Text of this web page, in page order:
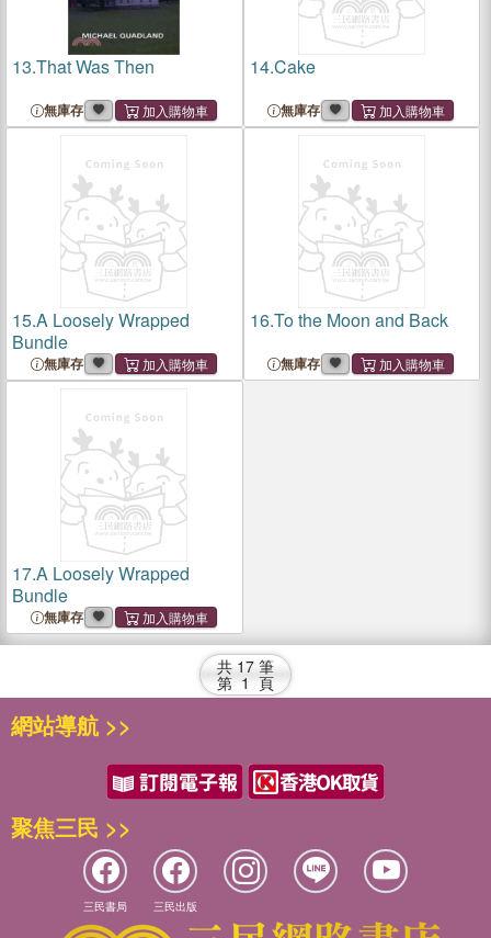
13.That Was Then
無庫存
14.Cake
無庫存
15.A Loosely Wrapped
Bundle
無庫存
16.To the Moon and Back
無庫存
17.A Loosely Wrapped
Bundle
無庫存
共 17 筆
第 1 頁
網站導航 >>
聚焦三民 >>
三民書局 三民出版